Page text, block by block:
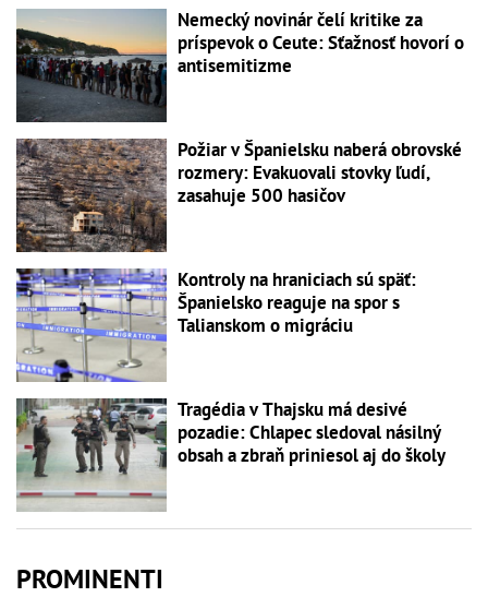
Nemecký novinár čelí kritike za
príspevok o Ceute: Sťažnosť hovorí o
antisemitizme
Požiar v Španielsku naberá obrovské
rozmery: Evakuovali stovky ľudí,
zasahuje 500 hasičov
Kontroly na hraniciach sú späť:
Španielsko reaguje na spor s
Talianskom o migráciu
Tragédia v Thajsku má desivé
pozadie: Chlapec sledoval násilný
obsah a zbraň priniesol aj do školy
PROMINENTI